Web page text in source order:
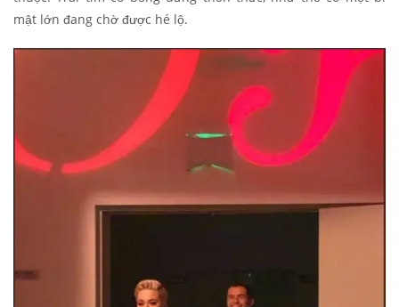
mật lớn đang chờ được hé lộ.